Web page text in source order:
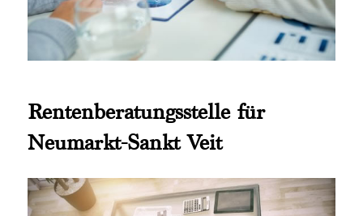
Rentenberatungsstelle für
Neumarkt-Sankt Veit